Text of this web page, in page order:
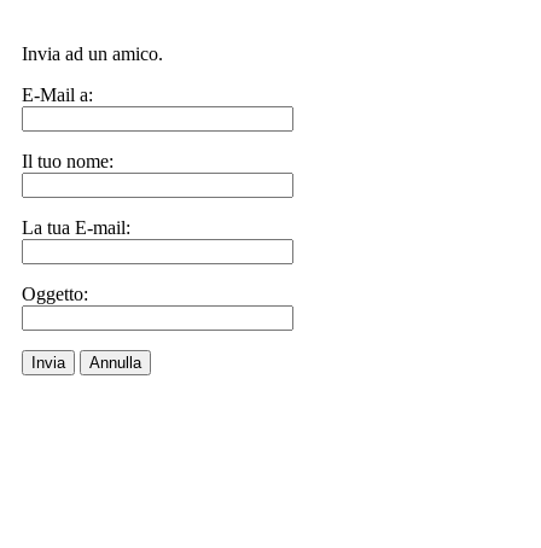
Invia ad un amico.
E-Mail a:
Il tuo nome:
La tua E-mail:
Oggetto:
Invia Annulla